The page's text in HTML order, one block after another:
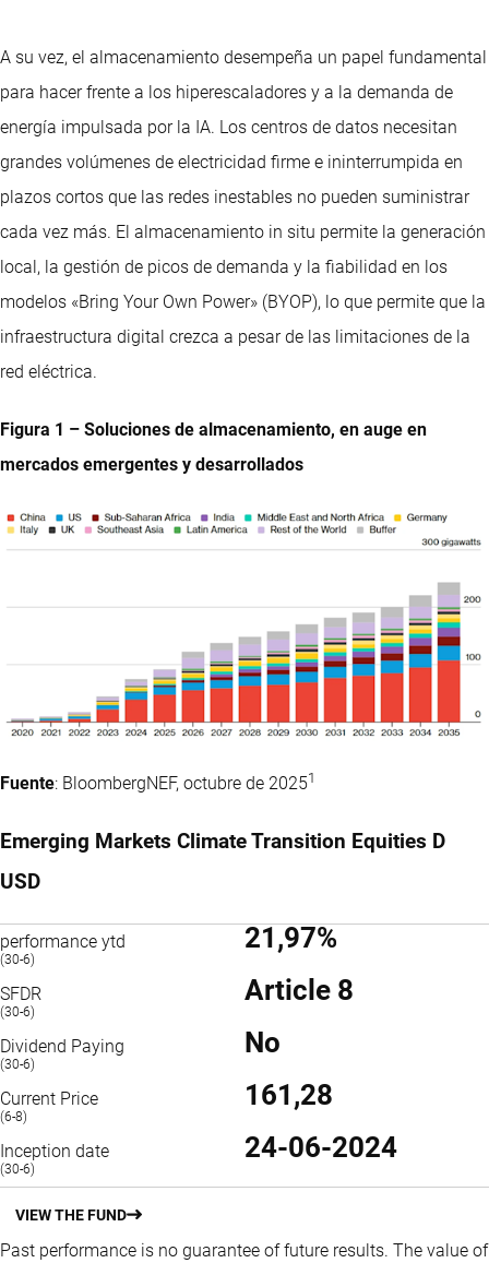
A su vez, el almacenamiento desempeña un papel fundamental
para hacer frente a los hiperescaladores y a la demanda de
energía impulsada por la IA. Los centros de datos necesitan
grandes volúmenes de electricidad firme e ininterrumpida en
plazos cortos que las redes inestables no pueden suministrar
cada vez más. El almacenamiento in situ permite la generación
local, la gestión de picos de demanda y la fiabilidad en los
modelos «Bring Your Own Power» (BYOP), lo que permite que la
infraestructura digital crezca a pesar de las limitaciones de la
red eléctrica.
Figura 1 – Soluciones de almacenamiento, en auge en
mercados emergentes y desarrollados
Fuente: BloombergNEF, octubre de 20251
Emerging Markets Climate Transition Equities D
USD
performance ytd
(30-6)
21,97%
SFDR
(30-6)
Article 8
Dividend Paying
(30-6)
No
Current Price
(6-8)
161,28
Inception date
(30-6)
24-06-2024
VIEW THE FUND
Past performance is no guarantee of future results. The value of